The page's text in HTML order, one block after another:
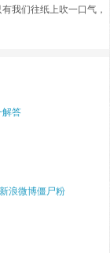
我们往纸上吹一口气，
解答
浪微博僵尸粉